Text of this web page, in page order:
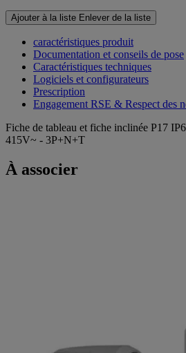
Ajouter à la liste Enlever de la liste
caractéristiques produit
Documentation et conseils de pose
Caractéristiques techniques
Logiciels et configurateurs
Prescription
Engagement RSE & Respect des
Fiche de tableau et fiche inclinée P17
415V~ - 3P+N+T
À associer